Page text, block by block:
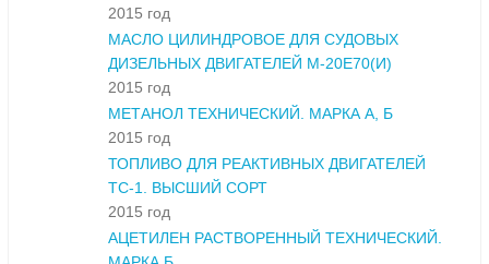
2015 год
МАСЛО ЦИЛИНДРОВОЕ ДЛЯ СУДОВЫХ
ДИЗЕЛЬНЫХ ДВИГАТЕЛЕЙ М-20Е70(И)
2015 год
МЕТАНОЛ ТЕХНИЧЕСКИЙ. МАРКА А, Б
2015 год
ТОПЛИВО ДЛЯ РЕАКТИВНЫХ ДВИГАТЕЛЕЙ
ТС-1. ВЫСШИЙ СОРТ
2015 год
АЦЕТИЛЕН РАСТВОРЕННЫЙ ТЕХНИЧЕСКИЙ.